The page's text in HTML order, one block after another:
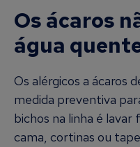
Os ácaros
água
Os alérgicos a ácaros
medida preventiva
bichos na linha é
cama, cortinas ou